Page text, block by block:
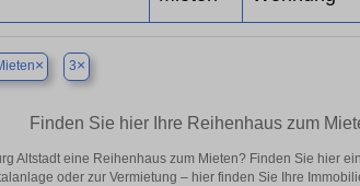
× 3×
Finden Sie hier Ihre Reihenhaus zum
Altstadt eine Reihenhaus zum Mieten? Finden Sie hier
oder zur Vermietung – hier finden Sie Ihre